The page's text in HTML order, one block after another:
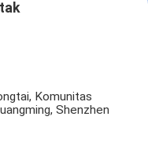
Komunitas
Shenzhen